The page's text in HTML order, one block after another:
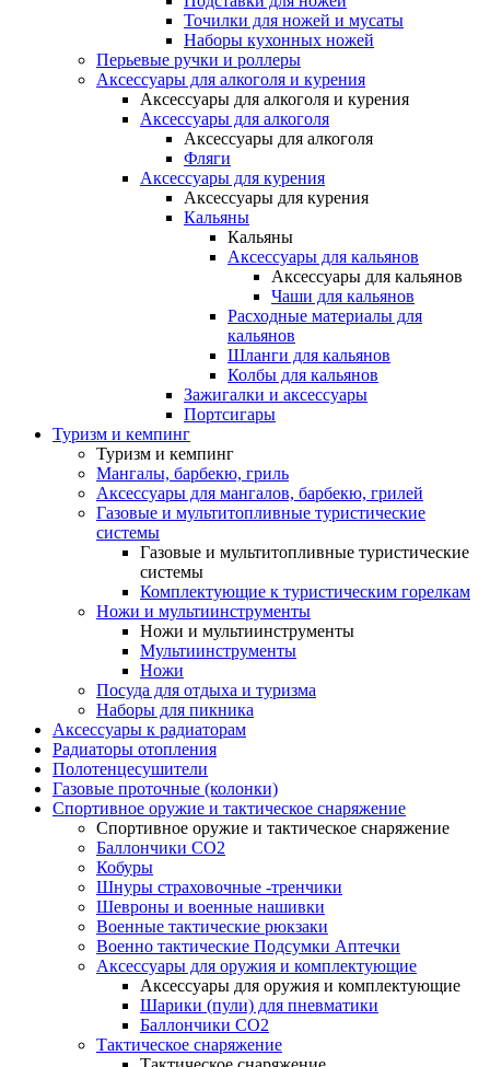
Точилки для ножей и мусаты
Наборы кухонных ножей
Перьевые ручки и роллеры
Аксессуары для алкоголя и курения
Аксессуары для алкоголя и курения
Аксессуары для алкоголя
Аксессуары для алкоголя
Фляги
Аксессуары для курения
Аксессуары для курения
Кальяны
Кальяны
Аксессуары для кальянов
Аксессуары для кальянов
Чаши для кальянов
Расходные материалы для
кальянов
Шланги для кальянов
Колбы для кальянов
Зажигалки и аксессуары
Портсигары
Туризм и кемпинг
Туризм и кемпинг
Мангалы, барбекю, гриль
Аксессуары для мангалов, барбекю, грилей
Газовые и мультитопливные туристические
системы
Газовые и мультитопливные туристические
системы
Комплектующие к туристическим горелкам
Ножи и мультиинструменты
Ножи и мультиинструменты
Мультиинструменты
Ножи
Посуда для отдыха и туризма
Наборы для пикника
Аксессуары к радиаторам
Радиаторы отопления
Полотенцесушители
Газовые проточные (колонки)
Спортивное оружие и тактическое снаряжение
Спортивное оружие и тактическое снаряжение
Баллончики CO2
Кобуры
Шнуры страховочные -тренчики
Шевроны и военные нашивки
Военные тактические рюкзаки
Военно тактические Подсумки Аптечки
Аксессуары для оружия и комплектующие
Аксессуары для оружия и комплектующие
Шарики (пули) для пневматики
Баллончики CO2
Тактическое снаряжение